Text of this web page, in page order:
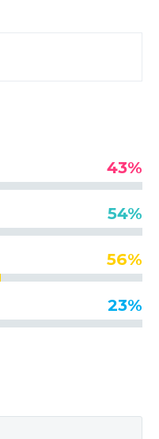
43%
54%
56%
23%